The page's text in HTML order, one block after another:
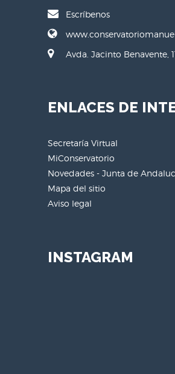
Escríbenos
Avda. Jacinto Benavente,
ENLACES DE
Secretaría Virtual
MiConservatorio
Novedades - Junta de
Mapa del sitio
Aviso legal
INSTAGRAM